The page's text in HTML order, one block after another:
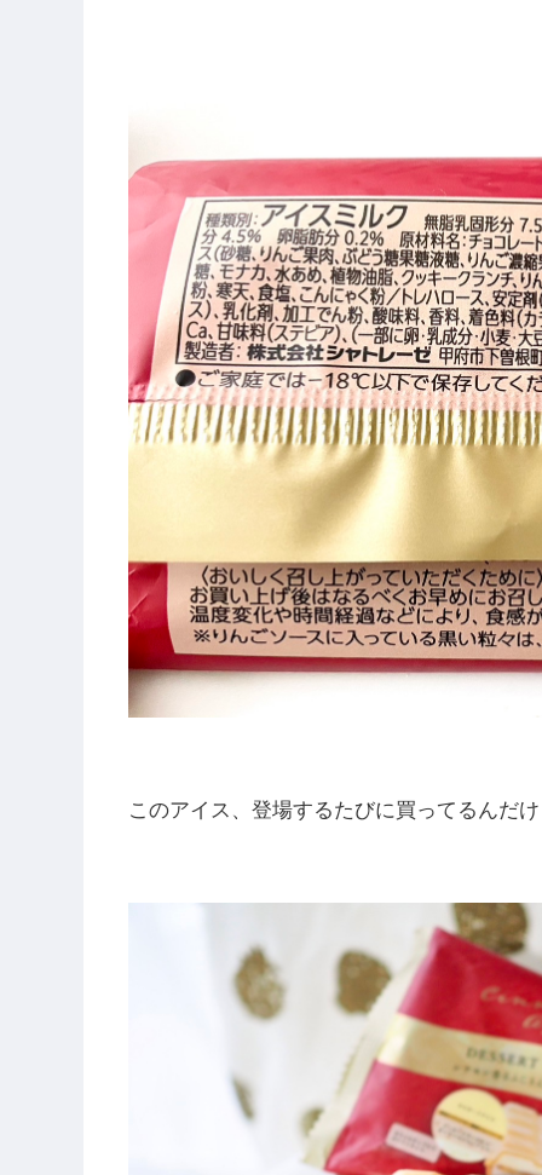
このアイス、登場するたびに買ってるんだ